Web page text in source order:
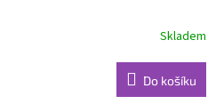
Skladem
Do košíku